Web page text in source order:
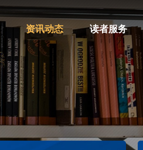
资讯动态 读者服务